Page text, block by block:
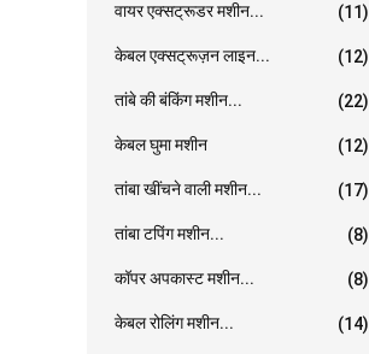
वायर एक्सट्रूडर मशीन... (11)
केबल एक्सट्रूज़न लाइन... (12)
तांबे की बंकिंग मशीन... (22)
केबल घुमा मशीन (12)
तांबा खींचने वाली मशीन... (17)
तांबा टपिंग मशीन... (8)
कॉपर अपकास्ट मशीन... (8)
केबल रोलिंग मशीन... (14)